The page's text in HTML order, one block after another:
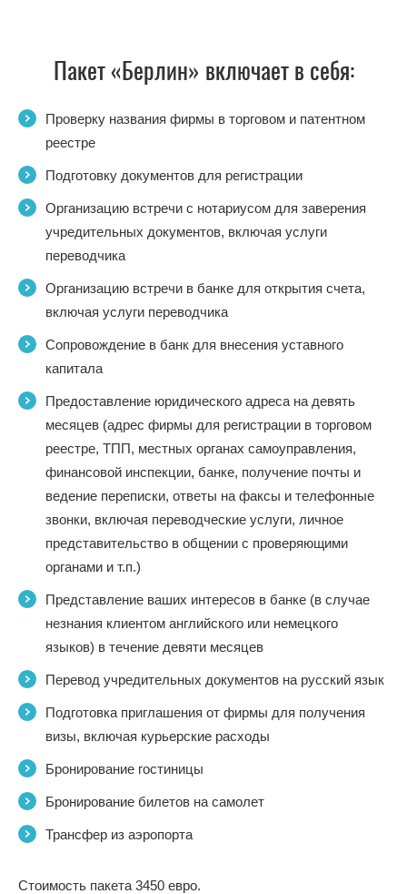
Пакет «Берлин» включает в себя:
Проверку названия фирмы в торговом и патентном
реестре
Подготовку документов для регистрации
Организацию встречи с нотариусом для заверения
учредительных документов, включая услуги
переводчика
Организацию встречи в банке для открытия счета,
включая услуги переводчика
Сопровождение в банк для внесения уставного
капитала
Предоставление юридического адреса на девять
месяцев (адрес фирмы для регистрации в торговом
реестре, ТПП, местных органах самоуправления,
финансовой инспекции, банке, получение почты и
ведение переписки, ответы на факсы и телефонные
звонки, включая переводческие услуги, личное
представительство в общении с проверяющими
органами и т.п.)
Представление ваших интересов в банке (в случае
незнания клиентом английского или немецкого
языков) в течение девяти месяцев
Перевод учредительных документов на русский язык
Подготовка приглашения от фирмы для получения
визы, включая курьерские расходы
Бронирование гостиницы
Бронирование билетов на самолет
Трансфер из аэропорта
Стоимость пакета 3450 евро.